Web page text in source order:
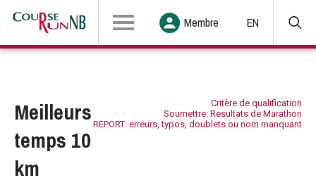
Membre EN
Critère de qualification
Soumettre: Resultats de Marathon
REPORT: erreurs, typos, doublets ou nom manquant
Meilleurs
temps 10
km